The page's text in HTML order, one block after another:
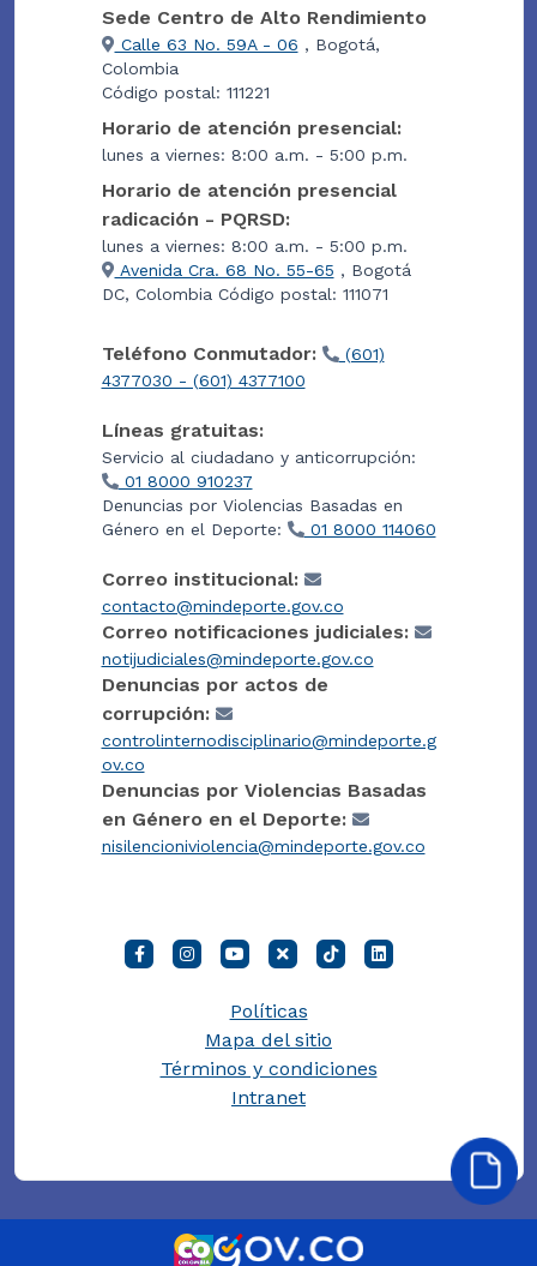
Sede Centro de Alto Rendimiento
Calle 63 No. 59A - 06 , Bogotá,
Colombia
Código postal: 111221
Horario de atención presencial:
lunes a viernes: 8:00 a.m. - 5:00 p.m.
Horario de atención presencial
radicación - PQRSD:
lunes a viernes: 8:00 a.m. - 5:00 p.m.
Avenida Cra. 68 No. 55-65 , Bogotá
DC, Colombia Código postal: 111071
Teléfono Conmutador:
(601)
4377030 - (601) 4377100
Líneas gratuitas:
Servicio al ciudadano y anticorrupción:
01 8000 910237
Denuncias por Violencias Basadas en
Género en el Deporte:
01 8000 114060
Correo institucional:
contacto@mindeporte.gov.co
Correo notificaciones judiciales:
notijudiciales@mindeporte.gov.co
Denuncias por actos de
corrupción:
controlinternodisciplinario@mindeporte.g
ov.co
Denuncias por Violencias Basadas
en Género en el Deporte:
nisilencioniviolencia@mindeporte.gov.co
Políticas
Mapa del sitio
Términos y condiciones
Intranet